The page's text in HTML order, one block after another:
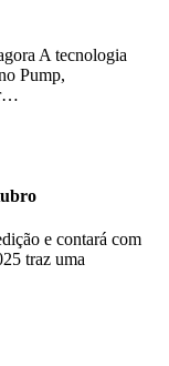
A tecnologia
Pump,
e contará com
traz uma